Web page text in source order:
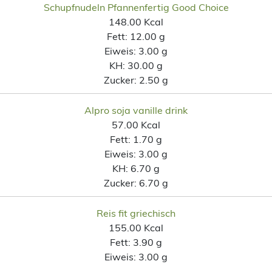
Schupfnudeln Pfannenfertig Good Choice
148.00 Kcal
Fett: 12.00 g
Eiweis: 3.00 g
KH: 30.00 g
Zucker: 2.50 g
Alpro soja vanille drink
57.00 Kcal
Fett: 1.70 g
Eiweis: 3.00 g
KH: 6.70 g
Zucker: 6.70 g
Reis fit griechisch
155.00 Kcal
Fett: 3.90 g
Eiweis: 3.00 g